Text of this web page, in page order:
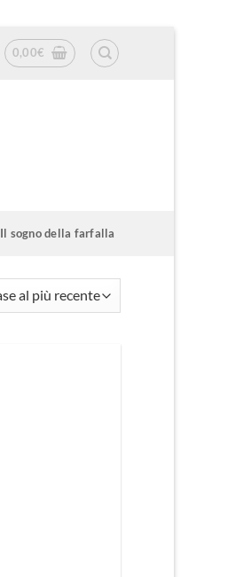
0,00€
Il sogno della farfalla